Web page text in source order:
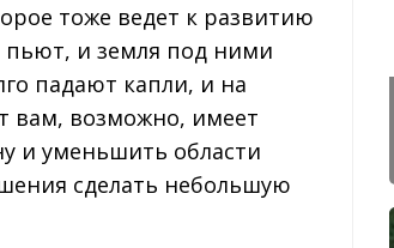
тоже ведет к развитию
пьют, и земля под ними
падают капли, и на
вам, возможно, имеет
и уменьшить области
сделать небольшую